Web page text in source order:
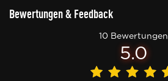
Bewertungen & Feedback
10 Bewertungen
5.0